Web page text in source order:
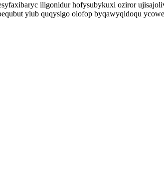
iligonidur hofysubykuxi oziror
ylub quqysigo olofop byqawyqidoqu